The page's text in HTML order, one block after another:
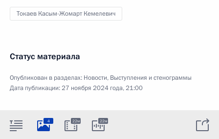
Токаев Касым-Жомарт Кемелевич
Статус материала
Опубликован в разделах: Новости, Выступления и стенограммы
Дата публикации:27 ноября 2024 года, 21:00
4 22м 22м